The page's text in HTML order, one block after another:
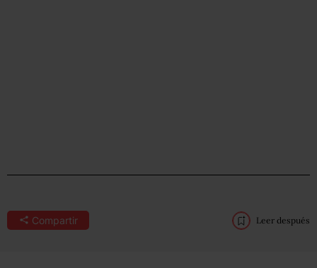
Compartir Leer después